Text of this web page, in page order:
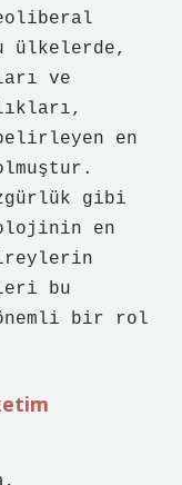
ülkelerde,
ve
en
gibi
en
bu
bir rol